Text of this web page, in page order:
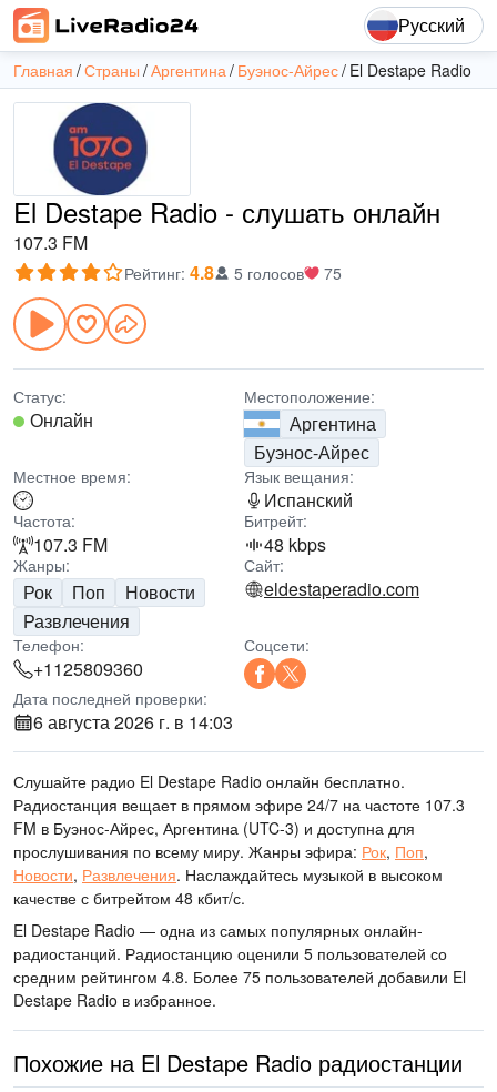
Русский
Главная Страны Аргентина Буэнос-Айрес El Destape Radio
El Destape Radio - слушать онлайн
107.3 FM
Рейтинг: 4.8 5 голосов 75
Статус:
Онлайн
Местоположение:
Аргентина
Буэнос-Айрес
Местное время: Язык вещания:
Испанский
Частота:
107.3 FM
Битрейт:
48 kbps
Жанры:
Рок Поп
Новости
Развлечения
Сайт:
eldestaperadio.com
Телефон:
+1125809360
Соцсети:
Дата последней проверки:
6 августа 2026 г. в 14:03
Слушайте радио El Destape Radio онлайн бесплатно.
Радиостанция вещает в прямом эфире 24/7 на частоте 107.3
FM в Буэнос-Айрес, Аргентина (UTC-3) и доступна для
прослушивания по всему миру. Жанры эфира: Рок, Поп,
Новости, Развлечения. Наслаждайтесь музыкой в высоком
качестве с битрейтом 48 кбит/с.
El Destape Radio — одна из самых популярных онлайн-
радиостанций. Радиостанцию оценили 5 пользователей со
средним рейтингом 4.8. Более 75 пользователей добавили El
Destape Radio в избранное.
Похожие на El Destape Radio радиостанции